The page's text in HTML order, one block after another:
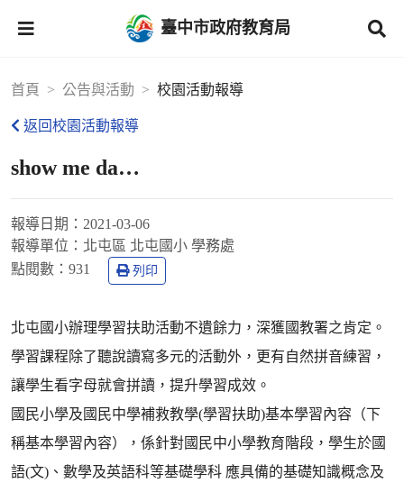
臺中市政府教育局
首頁 公告與活動 校園活動報導
返回校園活動報導
show me da…
報導日期： 2021-03-06
報導單位： 北屯區 北屯國小 學務處
點閱數： 931 列印
北屯國小辦理學習扶助活動不遺餘力，深獲國教署之肯定。
學習課程除了聽說讀寫多元的活動外，更有自然拼音練習，
讓學生看字母就會拼讀，提升學習成效。
國民小學及國民中學補救教學(學習扶助)基本學習內容（下
稱基本學習內容），係針對國民中小學教育階段，學生於國
語(文)、數學及英語科等基礎學科 應具備的基礎知識概念及